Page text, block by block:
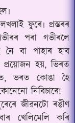
ফুৰে৷ প্ৰস্তৰৰ
পৰা গভীৰলৈ
বা পাহাৰ হ’ব
প্ৰয়োজন হয়, ভিৰত
ভৰত কোঙা হৈ
নিবিচাৰে!
জীৱনটো ৰঙীণ
খেলিমেলি কৰি